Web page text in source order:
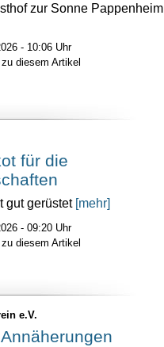
zur Sonne Pappenheim
- 10:06 Uhr
diesem Artikel
für die
gut gerüstet [mehr]
- 09:20 Uhr
diesem Artikel
e.V.